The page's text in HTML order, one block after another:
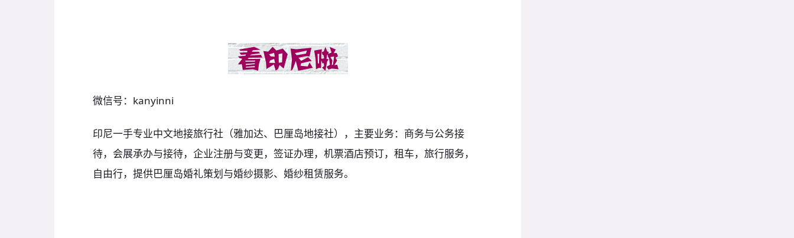
微信号：kanyinni
印尼一手专业中文地接旅行社（雅加达、巴厘岛地接社），主要业务：商务与公务接
待，会展承办与接待，企业注册与变更，签证办理，机票酒店预订，租车，旅行服务，
自由行，提供巴厘岛婚礼策划与婚纱摄影、婚纱租赁服务。